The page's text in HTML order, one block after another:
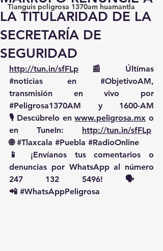
Tianguis peligrosa 1370am huamantla
LA TITULARIDAD DE LA
SECRETARÍA DE
SEGURIDAD
http://tun.in/sfFLp
#noticias en #ObjetivoAM,
#Peligrosa1370AM y 1600-AM
🎙️ Descúbrelo en www.peligrosa.mx o
en TuneIn: http://tun.in/sfFLp
🌐 #Tlaxcala #Puebla #RadioOnline
📱 ¡Envíanos tus comentarios o
denuncias por WhatsApp al número
247 132 5496! 🗣️
📲 #WhatsAppPeligrosa